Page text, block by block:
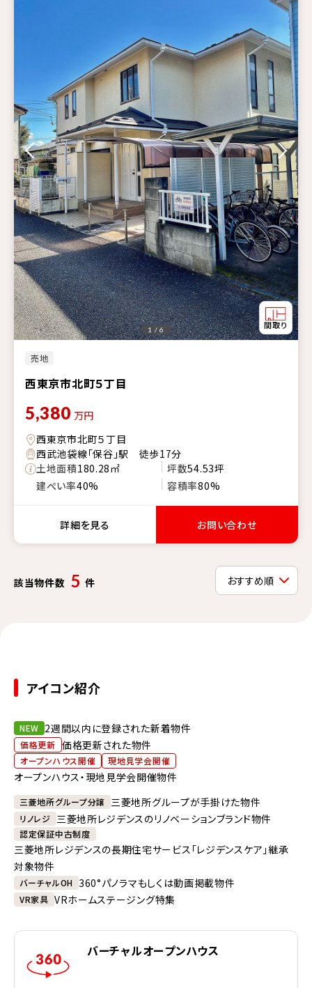
売地
西東京市北町５丁目
1 / 6
5,380 万円
西東京市北町５丁目
西武池袋線「保谷」駅 徒歩17分
土地面積180.28㎡ 坪数54.53坪
建ぺい率40% 容積率80%
詳細を見る お問い合わせ
該当物件数 5 件
アイコン紹介
NEW 2週間以内に登録された新着物件
価格更新 価格更新された物件
オープンハウス開催 現地見学会開催
オープンハウス・現地見学会開催物件
三菱地所グループ分譲 三菱地所グループが手掛けた物件
リノレジ 三菱地所レジデンスのリノベーションブランド物件
認定保証中古制度
三菱地所レジデンスの長期住宅サービス「レジデンスケア」継承
対象物件
バーチャルOH 360°パノラマもしくは動画掲載物件
VR家具 VRホームステージング特集
バーチャルオープンハウス